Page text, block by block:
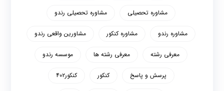
مشاوره تحصیلی مشاوره تحصیلی رندو
مشاوره رندو مشاوره کنکور مشاورین واقعی رندو
معرفی رشته معرفی رشته ها موسسه رندو
پرسش و پاسخ کنکور کنکور۴۰۲